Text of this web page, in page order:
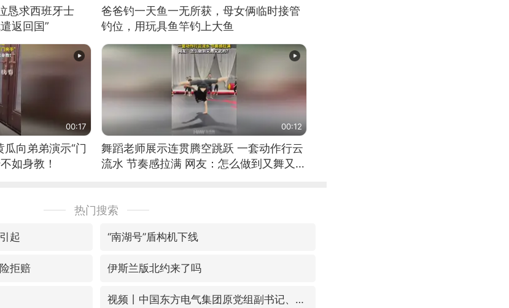
恳求西班牙士
返回国”
爸爸钓一天鱼一无所获，母女俩临时接管
钓位，用玩具鱼竿钓上大鱼
00:17
瓜向弟弟演示“门
如身教！
00:12
舞蹈老师展示连贯腾空跳跃 一套动作行云
流水 节奏感拉满 网友：怎么做到又舞又武
热门搜索
起 “南湖号”盾构机下线
拒赔 伊斯兰版北约来了吗
视频丨中国东方电气集团原党组副书记、董事宋致远被查